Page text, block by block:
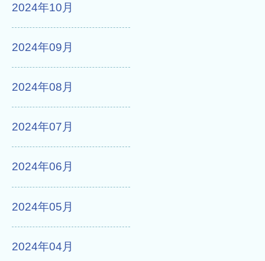
2024年10月
2024年09月
2024年08月
2024年07月
2024年06月
2024年05月
2024年04月